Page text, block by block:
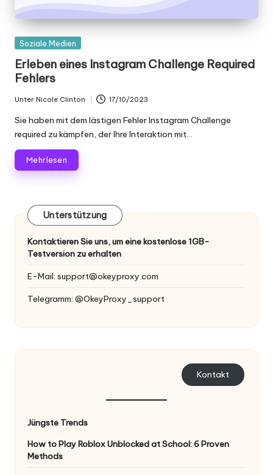
o
st
e
nl
o
s
e
T
e
st
v
er
si
]
-
Gepostet
Soziale Medien
Erleben eines Instagram Challenge Required
Fehlers
Geschrieben
von
Unter Nicole Clinton 17/10/2023
Sie haben mit dem lästigen Fehler Instagram Challenge
required zu kämpfen, der Ihre Interaktion mit...
Mehr lesen
Unterstützung
Kontaktieren Sie uns, um eine kostenlose 1GB-
Testversion zu erhalten
E-Mail: support@okeyproxy.com
Telegramm: @OkeyProxy_support
Kontakt
Jüngste Trends
How to Play Roblox Unblocked at School: 6 Proven
Methods